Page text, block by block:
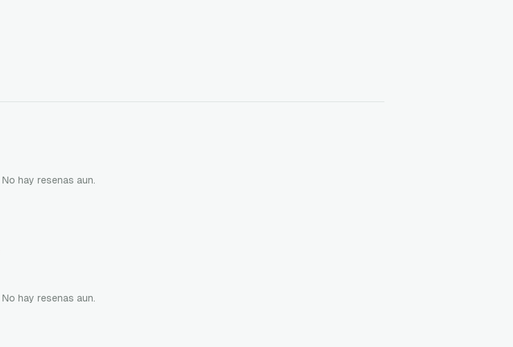
No hay resenas aun.
No hay resenas aun.